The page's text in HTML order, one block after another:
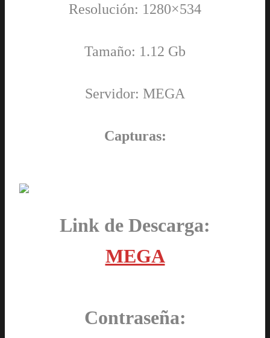
Resolución: 1280×534
Tamaño: 1.12 Gb
Servidor: MEGA
Capturas:
Link de Descarga:
MEGA
Contraseña: